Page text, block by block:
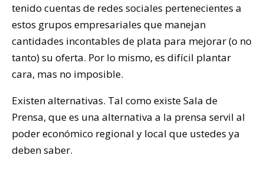
tenido cuentas de redes sociales pertenecientes a
estos grupos empresariales que manejan
cantidades incontables de plata para mejorar (o no
tanto) su oferta. Por lo mismo, es difícil plantar
cara, mas no imposible.
Existen alternativas. Tal como existe Sala de
Prensa, que es una alternativa a la prensa servil al
poder económico regional y local que ustedes ya
deben saber.